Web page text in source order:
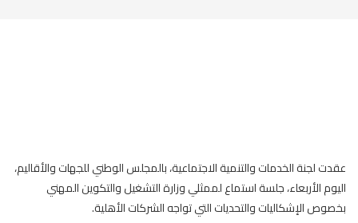
عقدت لجنة الخدمات والتنمية الاجتماعية، بالمجلس الوطني للجهات والأقاليم،
اليوم الأربعاء، جلسة استماع لممثلي وزارة التشغيل والتكوين المهني
بخصوص الإشكاليات والتحديات التي تواجه الشركات الأهلية.